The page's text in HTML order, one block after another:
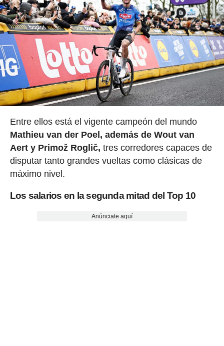
Entre ellos está el vigente campeón del mundo
Mathieu van der Poel, además de Wout van
Aert y Primož Roglič, tres corredores capaces de
disputar tanto grandes vueltas como clásicas de
máximo nivel.
Los salarios en la segunda mitad del Top 10
Anúnciate aquí